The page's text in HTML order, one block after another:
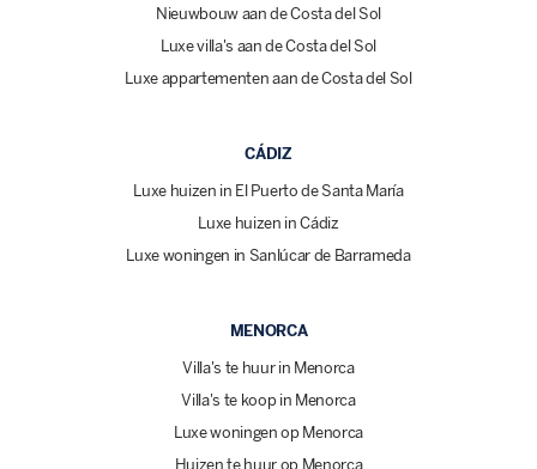
Nieuwbouw aan de Costa del Sol
Luxe villa's aan de Costa del Sol
Luxe appartementen aan de Costa del Sol
CÁDIZ
Luxe huizen in El Puerto de Santa María
Luxe huizen in Cádiz
Luxe woningen in Sanlúcar de Barrameda
MENORCA
Villa's te huur in Menorca
Villa's te koop in Menorca
Luxe woningen op Menorca
Huizen te huur op Menorca